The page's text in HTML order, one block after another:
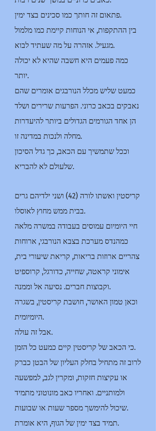
פתאום זה חותך כמו סכינים בצד ימין.
בין ההתקפות, אי הנוחות קיימת כמו מלמול
מגעיל. אזהרה על מה שעתיד לבוא.
כמה פעמים היא חשבה שהיא לא יכולה
יותר.
כמעט שליש מכלל הנורבגים אומרים שהם
נאבקים בכאב כרוני. הפרעות שרירים ושלד
הן אחד הגורמים הגדולים ביותר להיעדרות
מחלה ולנכות במדינה זו.
וככל שתמשיך עם הכאב, כך גדל הסיכון
שלעולם לא להבריא.
קריסטין ואשתו לורה (42) ושני ילדיהם גרים
בבית ממש מחוץ לאוסלו.
חיי היומיום עמוסים בעבודה במשרה מלאה
כמהנדס מערכת בצבא הנורבגי, ארוחות
צהריים ארוזות בריאות, קריאת שיעורי בית,
אימוני קראטה, שחייה, כדורגל, קרוספיט
וקבוצות חברים. נסיעה אל וממנה.
וכאן טמון האושר, חושבת קריסטין, בשגרה
היומיומית.
אבל זה עולה.
כי הכאב של קריסטין קיים כמעט כל הזמן.
לרוב זה מתחיל בחלק העליון של הבטן כברק
או עקיצות חזקות, ומקרין לגב, למפשעה
ולמותניים. ואחריו כאב מונוטוני מתמיד
שיכול להימשך מספר שעות או שבועות.
תמיד בצד ימין של הגוף, היא אומרת.